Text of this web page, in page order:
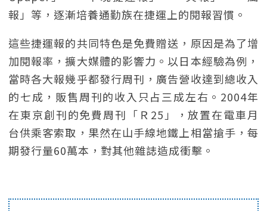
報」等，逐漸培養通勤族在捷運上的閱報習慣。
這些捷運報的共同特色是免費贈送，原因是為了增
加閱報率，擴大媒體的影響力。以日本經驗為例，
當時各大報幾乎都發行周刊，廣告營收達到總收入
的七成，販售周刊的收入只占三成左右。2004年
在東京創刊的免費周刊「Ｒ25」，放置在電車月
台供乘客索取，果然在山手線地鐵上相當搶手，每
期發行量60萬本，對其他雜誌造成衝擊。